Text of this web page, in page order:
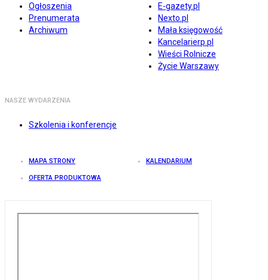
Ogłoszenia
Prenumerata
Archiwum
E-gazety.pl
Nexto.pl
Mała księgowość
Kancelarierp.pl
Wieści Rolnicze
Życie Warszawy
NASZE WYDARZENIA
Szkolenia i konferencje
MAPA STRONY KALENDARIUM
OFERTA PRODUKTOWA